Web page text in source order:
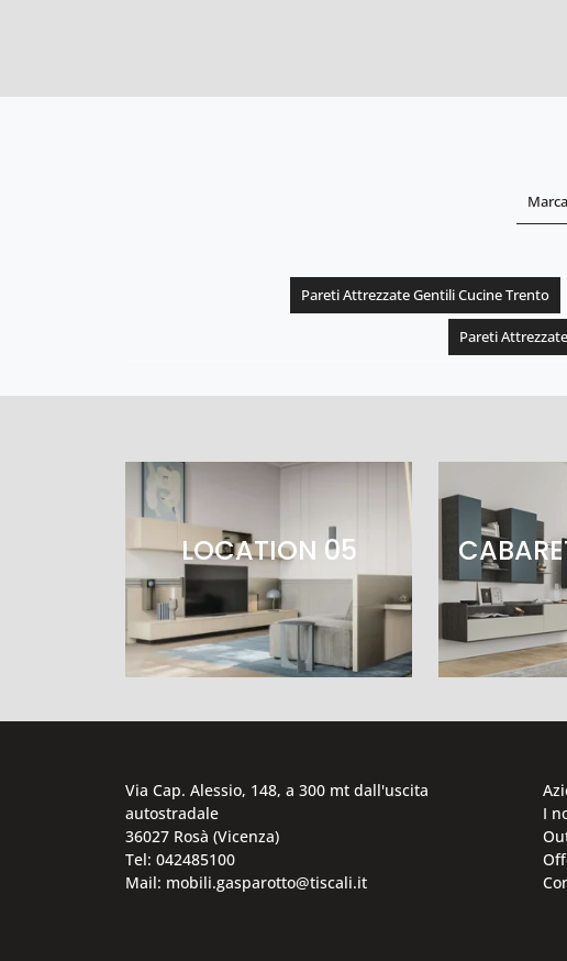
Marca
Pareti Attrezzate Gentili Cucine Trento
Pareti
LOCATION 05
Via Cap. Alessio, 148, a 300 mt dall'uscita
autostradale
36027 Rosà (Vicenza)
Tel: 042485100
Mail: mobili.gasparotto@tiscali.it
I